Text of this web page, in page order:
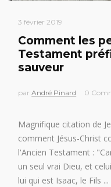
3 février 2019
Comment les
Testament
sauveur
parAndré Pinard 0
Magnifique citation de
comment Jésus-Christ
l'Ancien Testament :
un seul vrai Dieu, et
lui qui est Isaac, le Fils